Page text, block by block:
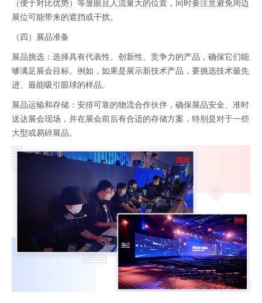
展位可能带来的遮挡或干扰。
（四）展品准备
展品挑选：选择具有代表性、创新性、竞争力的产品，确保它们能
够满足展会目标。例如，如果是展示新技术产品，要挑选技术最先
进、最能吸引眼球的样品。
展品运输和存储：安排可靠的物流合作伙伴，确保展品安全、准时
送达展会现场，并在展会前后有合适的存储方案，特别是对于一些
大型或易碎展品。